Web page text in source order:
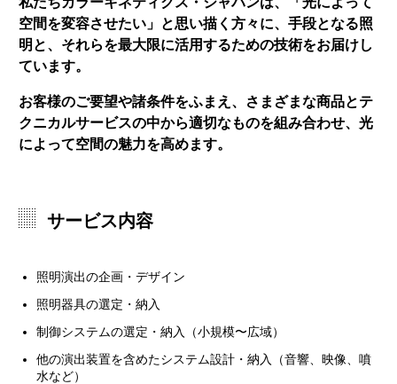
空間を変容させたい」と思い描く方々に、手段となる照
明と、それらを最大限に活用するための技術をお届けし
ています。
お客様のご要望や諸条件をふまえ、さまざまな商品とテ
クニカルサービスの中から適切なものを組み合わせ、光
によって空間の魅力を高めます。
サービス内容
照明演出の企画・デザイン
照明器具の選定・納入
制御システムの選定・納入（小規模〜広域）
他の演出装置を含めたシステム設計・納入（音響、映像、噴
水など）